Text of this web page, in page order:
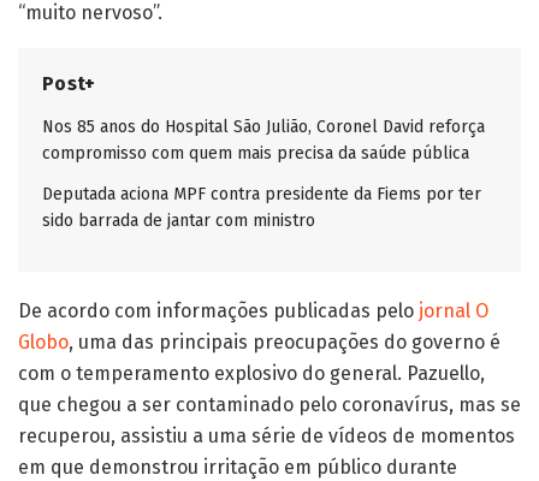
“muito nervoso”.
Post+
Nos 85 anos do Hospital São Julião, Coronel David reforça
compromisso com quem mais precisa da saúde pública
Deputada aciona MPF contra presidente da Fiems por ter
sido barrada de jantar com ministro
De acordo com informações publicadas pelo jornal O
Globo, uma das principais preocupações do governo é
com o temperamento explosivo do general. Pazuello,
que chegou a ser contaminado pelo coronavírus, mas se
recuperou, assistiu a uma série de vídeos de momentos
em que demonstrou irritação em público durante